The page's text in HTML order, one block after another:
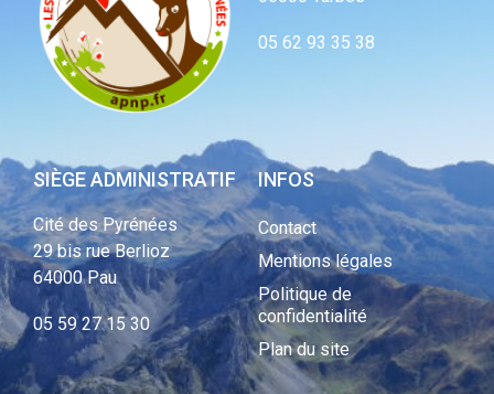
05 62 93 35 38
SIÈGE ADMINISTRATIF
Cité des Pyrénées
29 bis rue Berlioz
64000 Pau
05 59 27 15 30
INFOS
Contact
Mentions légales
Politique de
confidentialité
Plan du site